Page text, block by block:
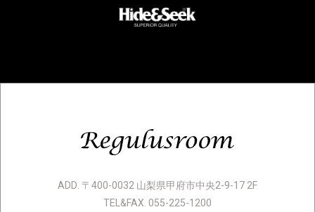
ADD. 〒400-0032 山梨県甲府市中央2-9-17 2F
TEL&FAX. 055-225-1200